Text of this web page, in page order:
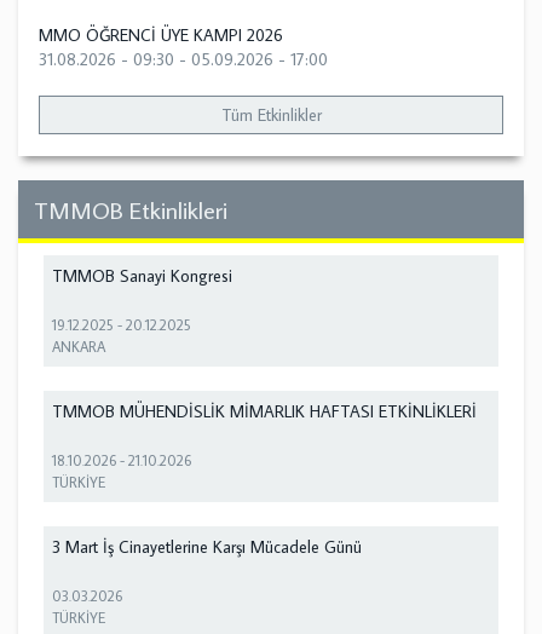
MMO ÖĞRENCİ ÜYE KAMPI 2026
31.08.2026 - 09:30 - 05.09.2026 - 17:00
Tüm Etkinlikler
TMMOB Etkinlikleri
TMMOB Sanayi Kongresi
19.12.2025 -20.12.2025
ANKARA
TMMOB MÜHENDİSLİK MİMARLIK HAFTASI ETKİNLİKLERİ
18.10.2026 -21.10.2026
TÜRKİYE
3 Mart İş Cinayetlerine Karşı Mücadele Günü
03.03.2026
TÜRKİYE